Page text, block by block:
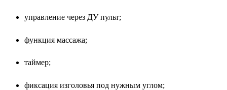
управление через ДУ пульт;
функция массажа;
таймер;
фиксация изголовья под нужным углом;